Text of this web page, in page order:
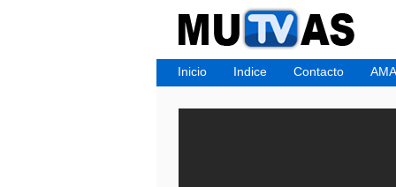
Inicio Indice Contacto